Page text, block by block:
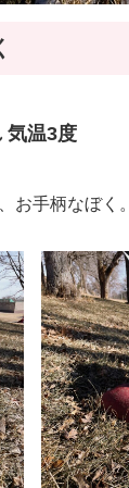
気温3度
お手柄なぼく。